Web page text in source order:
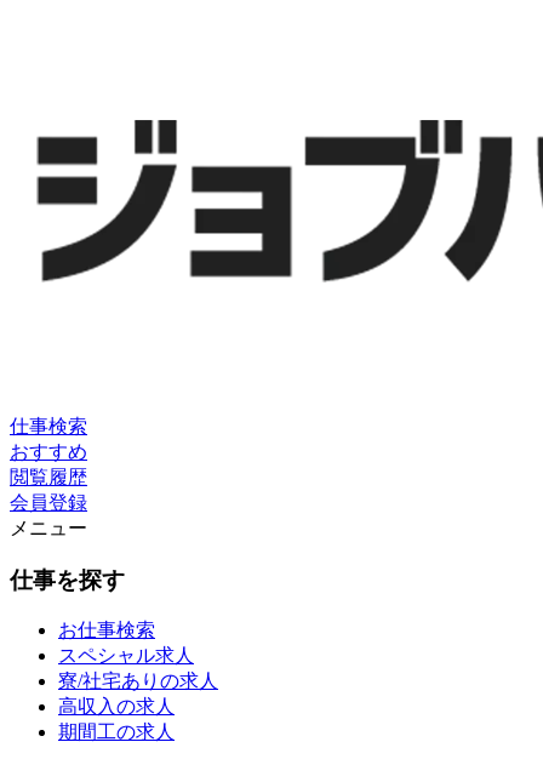
仕事検索
おすすめ
閲覧履歴
会員登録
メニュー
仕事を探す
お仕事検索
スペシャル求人
寮/社宅ありの求人
高収入の求人
期間工の求人